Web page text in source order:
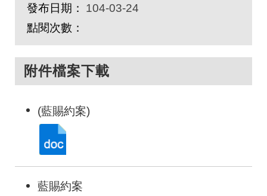
發布日期：
104-03-24
點閱次數：
附件檔案下載
(藍賜約案)
藍賜約案